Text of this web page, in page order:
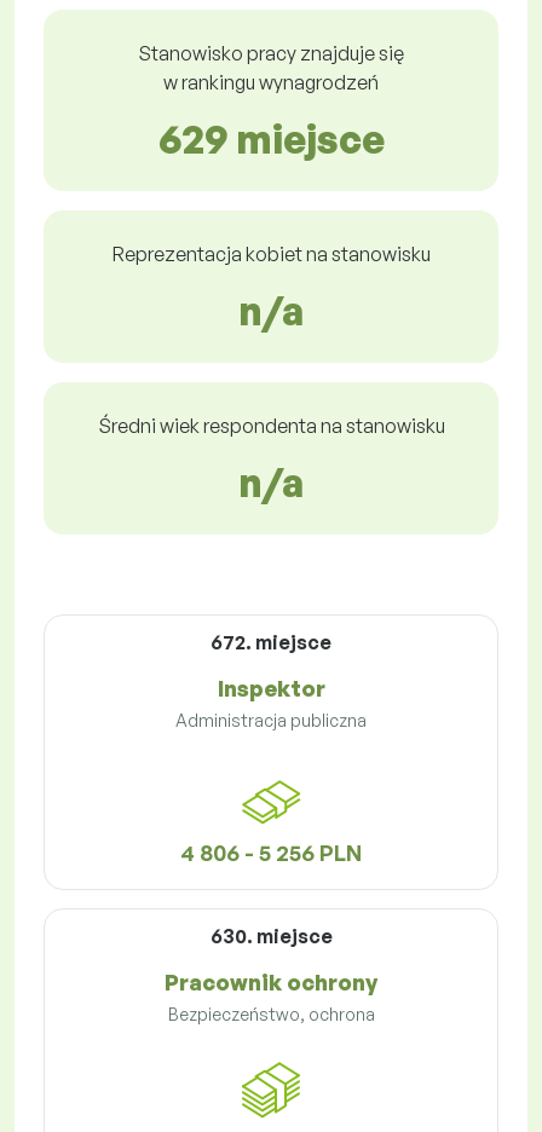
Stanowisko pracy znajduje się
w rankingu wynagrodzeń
629 miejsce
Reprezentacja kobiet na stanowisku
n/a
Średni wiek respondenta na stanowisku
n/a
672. miejsce
Inspektor
Administracja publiczna
4 806 - 5 256 PLN
630. miejsce
Pracownik ochrony
Bezpieczeństwo, ochrona